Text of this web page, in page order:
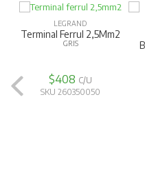
LEGRAND
Borne De Tierra 10Mm2
VIKING
$3.547C/U
SKU 260750060